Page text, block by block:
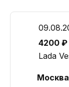
4200 ₽
Lada
Москва